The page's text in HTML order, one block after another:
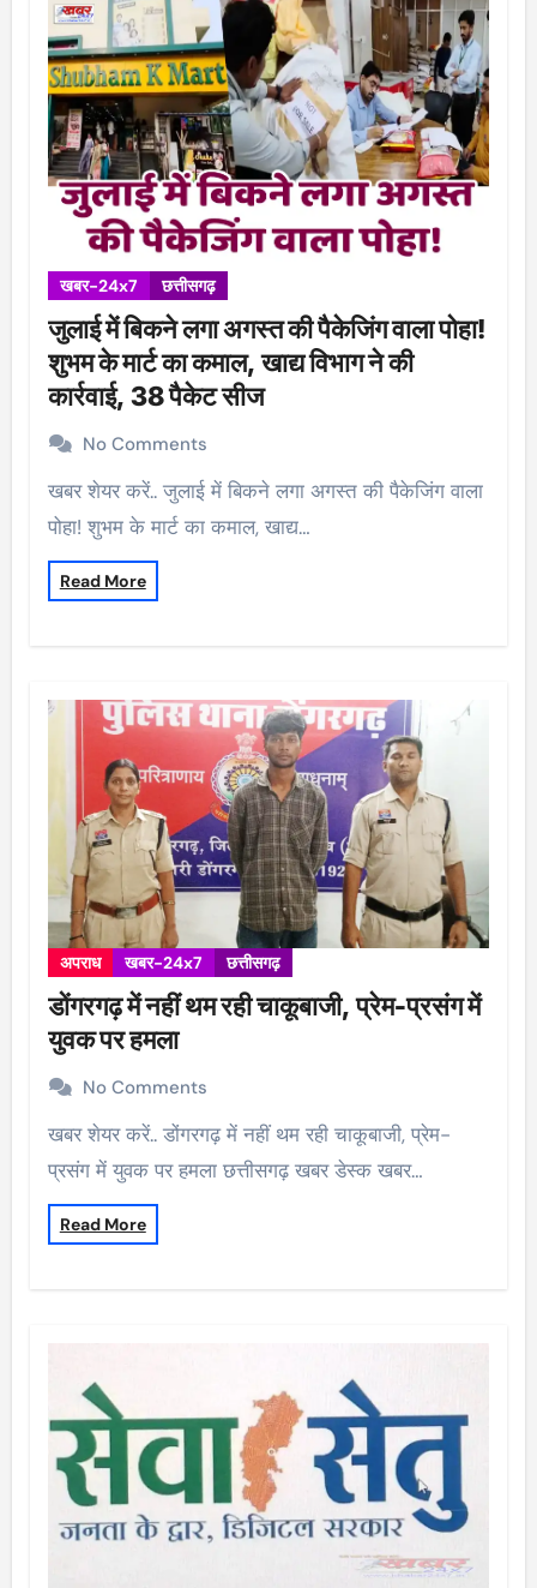
खबर-24x7 छत्तीसगढ़
जुलाई में बिकने लगा अगस्त की पैकेजिंग वाला पोहा!
शुभम के मार्ट का कमाल, खाद्य विभाग ने की
कार्रवाई, 38 पैकेट सीज
No Comments
खबर शेयर करें.. जुलाई में बिकने लगा अगस्त की पैकेजिंग वाला
पोहा! शुभम के मार्ट का कमाल, खाद्य…
Read More
अपराध खबर-24x7 छत्तीसगढ़
डोंगरगढ़ में नहीं थम रही चाकूबाजी, प्रेम-प्रसंग में
युवक पर हमला
No Comments
खबर शेयर करें.. डोंगरगढ़ में नहीं थम रही चाकूबाजी, प्रेम-
प्रसंग में युवक पर हमला छत्तीसगढ़ खबर डेस्क खबर…
Read More